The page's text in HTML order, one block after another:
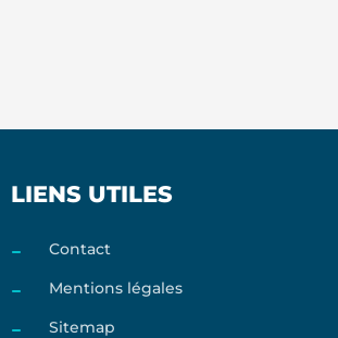
LIENS UTILES
Contact
Mentions légales
Sitemap